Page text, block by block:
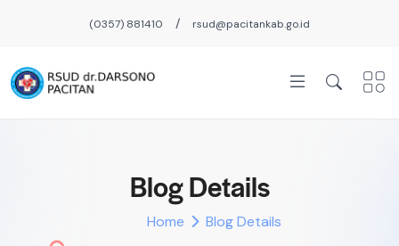
(0357) 881410 / rsud@pacitankab.go.id
Blog Details
Home Blog Details